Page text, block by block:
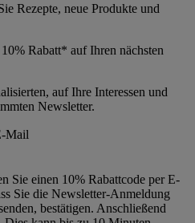
Rezepte, neue Produkte und
Rabatt* auf Ihren nächsten
auf Ihre Interessen und
Newsletter.
Mail
Sie einen 10% Rabattcode per E-
Sie die Newsletter-Anmeldung
bestätigen. Anschließend